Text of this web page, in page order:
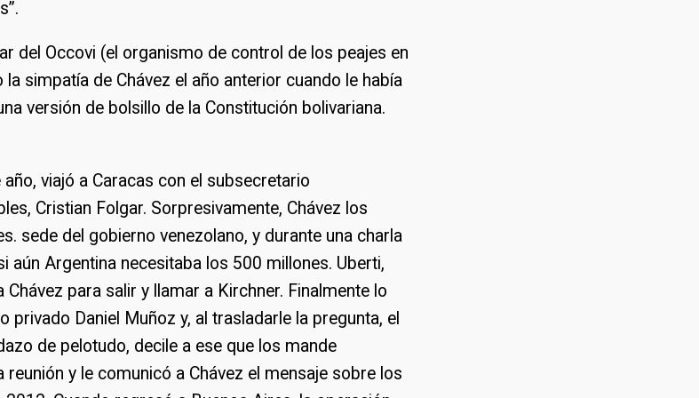
del Occovi (el organismo de control de los peajes en
simpatía de Chávez el año anterior cuando le había
versión de bolsillo de la Constitución bolivariana.
viajó a Caracas con el subsecretario
Cristian Folgar. Sorpresivamente, Chávez los
sede del gobierno venezolano, y durante una charla
aún Argentina necesitaba los 500 millones. Uberti,
para salir y llamar a Kirchner. Finalmente lo
privado Daniel Muñoz y, al trasladarle la pregunta, el
de pelotudo, decile a ese que los mande
reunión y le comunicó a Chávez el mensaje sobre los